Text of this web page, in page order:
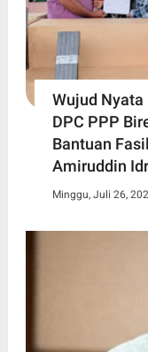
Wujud
DPC PPP
Bantuan
Amiruddin
Minggu, Juli 26,